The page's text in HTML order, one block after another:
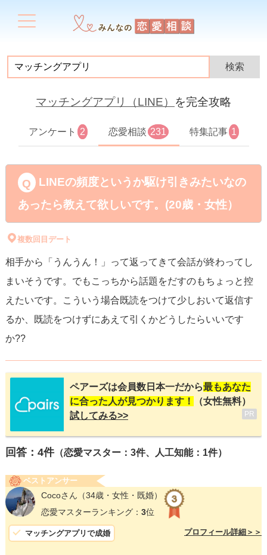
マッチングアプリ（LINE） を完全攻略
アンケート 2 恋愛相談 231 特集記事 1
LINEの頻度というか駆け引きみたいなの
あったら教えて欲しいです。(20歳・女性）
複数回目デート
相手から「うんうん！」って返ってきて会話が終わってし
まいそうです。でもこっちから話題をだすのもちょっと控
えたいです。こういう場合既読をつけて少しおいて返信す
るか、既読をつけずにあえて引くかどうしたらいいです
か??
ペアーズは会員数日本一だから最もあなた
に合った人が見つかります！
（女性無料）
試してみる>>
PR
回答： 4件（恋愛マスター：3件、人工知能：1件）
ベストアンサー
Cocoさん （34歳・女性・既婚）
恋愛マスターランキング： 3位
マッチングアプリで成婚 プロフィール詳細＞＞